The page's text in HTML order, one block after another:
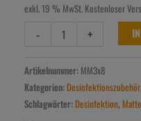
exkl. 19 % MwSt. Kostenloser
- +
Artikelnummer: MM3x8
Kategorien: Desinfektionszubehör,
Schlagwörter: Desinfektion,